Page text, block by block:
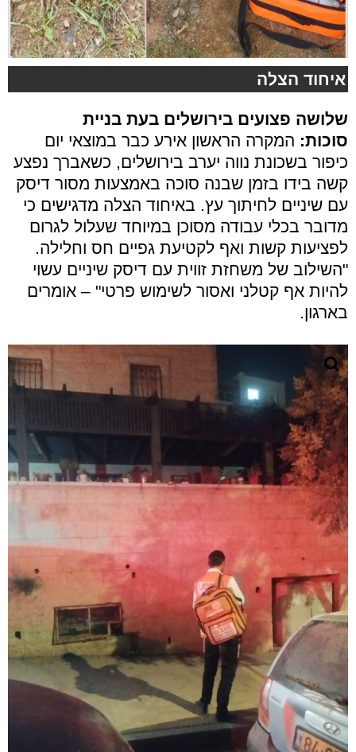
איחוד הצלה
שלושה פצועים בירושלים בעת בניית
סוכות: המקרה הראשון אירע כבר במוצאי יום
כיפור בשכונת נווה יערב בירושלים, כשאברך נפצע
קשה בידו בזמן שבנה סוכה באמצעות מסור דיסק
עם שיניים לחיתוך עץ. באיחוד הצלה מדגישים כי
מדובר בכלי עבודה מסוכן במיוחד שעלול לגרום
לפציעות קשות ואף לקטיעת גפיים חס וחלילה.
"השילוב של משחזת זווית עם דיסק שיניים עשוי
להיות אף קטלני ואסור לשימוש פרטי" – אומרים
בארגון.